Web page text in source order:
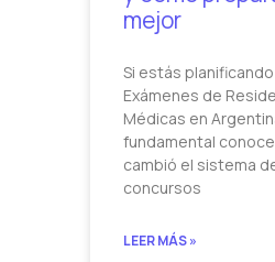
mejor
Si estás
Exámenes de
Médicas en
fundamental
cambió el sistema
concursos
LEER MÁS »